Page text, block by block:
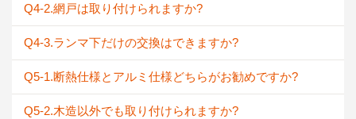
Q4-2.網戸は取り付けられますか?
Q4-3.ランマ下だけの交換はできますか?
Q5-1.断熱仕様とアルミ仕様どちらがお勧めですか?
Q5-2.木造以外でも取り付けられますか?